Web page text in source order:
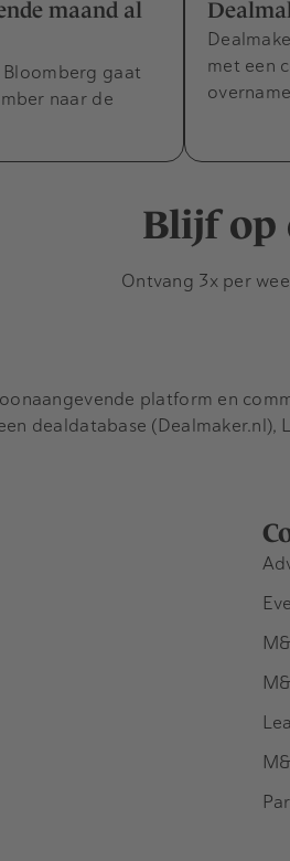
maand al
gaat
naar de
met een
Blijf op
Ontvang 3x per
platform en
dealdatabase (Dealmaker.nl),